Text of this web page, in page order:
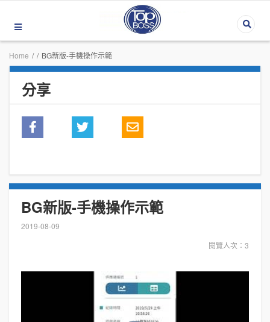
Home / / BG新版-手機操作示範
分享
BG新版-手機操作示範
2019-08-09
閱覽人次：3